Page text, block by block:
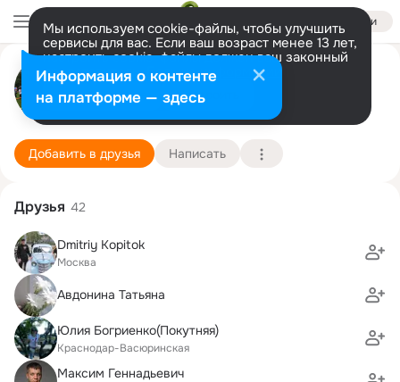
Войти
Мы используем cookie-файлы, чтобы улучшить
сервисы для вас. Если ваш возраст менее 13 лет,
настроить cookie-файлы должен ваш законный
представитель. Больше информации
Разрешить все Настроить
Виталий Орехов
Manhattan, NY
46 школа (с лицейскими классами)
Подробнее
Добавить в друзья Написать
Друзья 42
Dmitriy Kopitok
Москва
Авдонина Татьяна
Юлия Богриенко(Покутняя)
Краснодар-Васюринская
Максим Геннадьевич
Информация о контенте
на платформе — здесь